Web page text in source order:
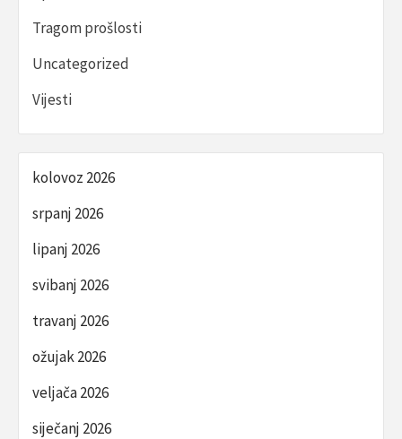
Tragom prošlosti
Uncategorized
Vijesti
kolovoz 2026
srpanj 2026
lipanj 2026
svibanj 2026
travanj 2026
ožujak 2026
veljača 2026
siječanj 2026